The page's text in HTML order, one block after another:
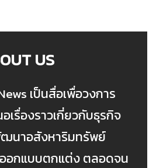
US
เป็นสื่อเพื่อวงการ
เรื่องราวเกี่ยวกับธุรกิจ
นาอสังหาริมทรัพย์
อกแบบตกแต่ง ตลอดจน